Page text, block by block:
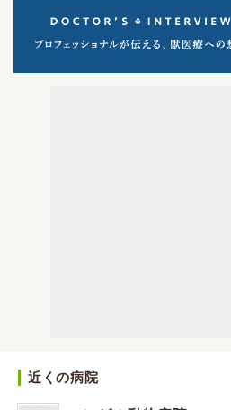
近くの病院